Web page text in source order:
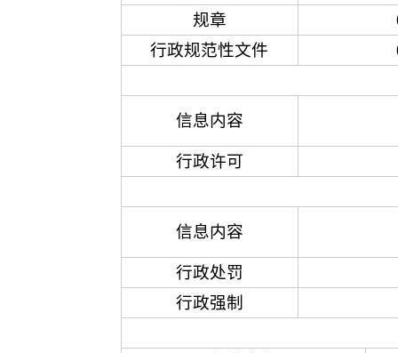
规章
行政规范性文件
信息内容
行政许可
信息内容
行政处罚
行政强制